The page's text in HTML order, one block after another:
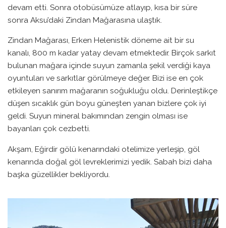
devam etti. Sonra otobüsümüze atlayıp, kısa bir süre
sonra Aksu’daki Zindan Mağarasına ulaştık.
Zindan Mağarası, Erken Helenistik döneme ait bir su
kanalı, 800 m kadar yatay devam etmektedir. Birçok sarkıt
bulunan mağara içinde suyun zamanla şekil verdiği kaya
oyuntuları ve sarkıtlar görülmeye değer. Bizi ise en çok
etkileyen sanırım mağaranın soğukluğu oldu. Derinleştikçe
düşen sıcaklık gün boyu güneşten yanan bizlere çok iyi
geldi. Suyun mineral bakımından zengin olması ise
bayanları çok cezbetti.
Akşam, Eğirdir gölü kenarındaki otelimize yerleşip, göl
kenarında doğal göl levreklerimizi yedik. Sabah bizi daha
başka güzellikler bekliyordu.